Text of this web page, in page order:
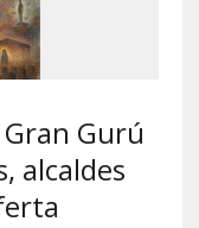
Gurú
alcaldes